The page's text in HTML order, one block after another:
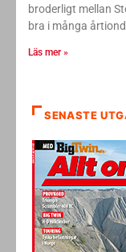
broderligt mellan
bra i många
Läs mer »
SENASTE